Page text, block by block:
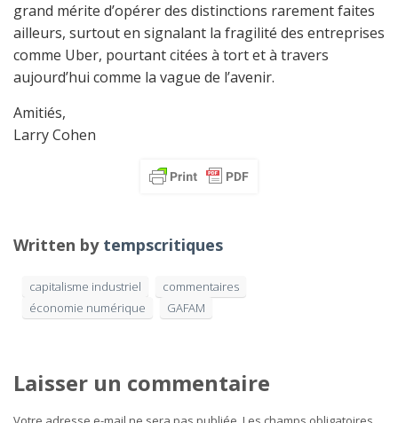
grand mérite d’opérer des distinctions rarement faites
ailleurs, surtout en signalant la fragilité des entreprises
comme Uber, pourtant citées à tort et à travers
aujourd’hui comme la vague de l’avenir.
Amitiés,
Larry Cohen
Written by tempscritiques
capitalisme industriel
commentaires
économie numérique
GAFAM
Laisser un commentaire